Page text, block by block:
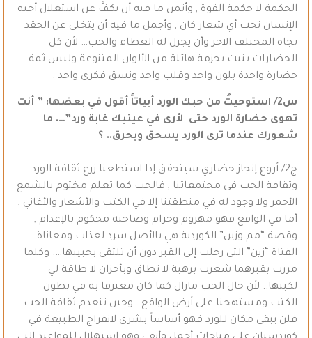
الحكمة لا حكمة القوة , وأثمن ما فيه أن يكفَّ عن استغلال أخيه
الإنسان تحت أي شعار كان , وأجمل ما فيه أن يتخلى عن الحقد
تجاه المختلف الآخر وأن يجزل له العطاء والحب… لأن كل
الحضارات بنيت بحزمة هائلة من الألوان المتنوعة وليس ثمة
حضارة واحدة بلون واحد وقلب واحد ونسق فكري واحد .
س2/ استوحيتُ من حبك الورد أبياتاً أقول في بعضها: ” أنت
تهوى حضارة الورد حتى لأرى في عينيك غابة ورد”…. ما
شعورك عندما ترى الورد يسحق ويحرق.. ؟
ج2/ أروع إنجاز حضاري سيتحقق إذا استطعنا زرع ثقافة الورد
وثقافة الحب في مجتمعاتنا , فالحب كما تعلم مختوم بالشمع
الأحمر ولا وجود له في منطقتنا إلا في الكتب والأشعار والأغاني ,
أما في الواقع فهو مهزوم وحرام وصاحبه محكوم بالإعدام ,
وقصة “مم وزين” الكوردية هي بالأصل سرد لعذاب ومعاناة
الفتاة “زين” التي رحلت إلى القبر دون أن تلتقي بحبيبها…. وكلما
مررت بقبرهما شعرت برهبة لا تطاق وبأحزان لا طاقة لي
لكبتها.. لأن حال الحب مازال كما كان معترفا به في بطون
الكتب ومستهجنا على أرض الواقع . وحين تنعدم ثقافة الحب
فلن يبقى مكان للورد فهو أساساً بشرى لانفراج الطبيعة في